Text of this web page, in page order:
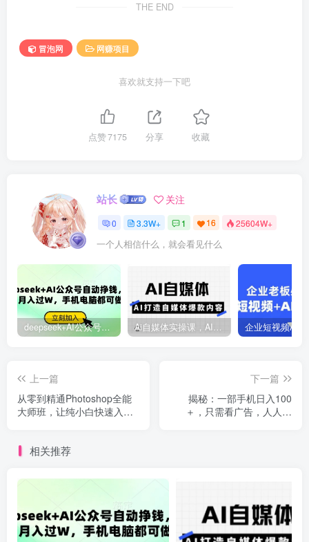
THE END
冒泡网 网赚项目
喜欢就支持一下吧
点赞7175 分享 收藏
站长 关注
0 3.3W+ 1 16 25604W+
一个人相信什么，就会看见什么
deepseek+AI公众号自动挣钱，轻松月入过W，手机电脑都可做 Ai自媒体实操课，AI打造自媒体爆款内容
上一篇
从零到精通Photoshop全能
大师班，让纯小白快速入
下一篇
揭秘：一部手机日入100
＋，只需看广告，人人可
相关推荐